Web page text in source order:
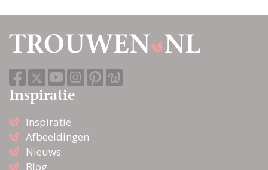
Inspiratie
Inspiratie
Afbeeldingen
Nieuws
Blog